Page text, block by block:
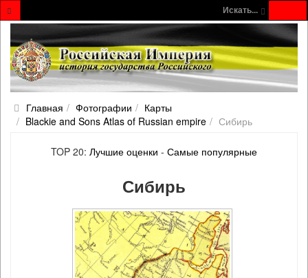
Искать...
Главная Фотографии
Карты
Blackie and Sons Atlas of Russian empire
Сибирь
TOP 20: Лучшие оценки - Самые популярные
Сибирь